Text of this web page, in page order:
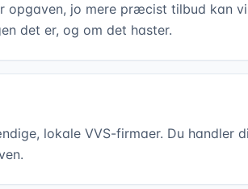
opgaven, jo mere præcist tilbud kan
det er, og om det haster.
lokale VVS-firmaer. Du handler